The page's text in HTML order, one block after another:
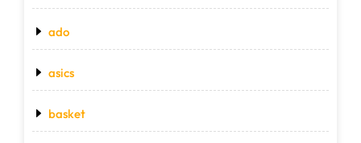
ado
asics
basket